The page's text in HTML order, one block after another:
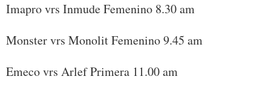
Imapro vrs Inmude Femenino 8.30 am
Monster vrs Monolit Femenino 9.45 am
Emeco vrs Arlef Primera 11.00 am